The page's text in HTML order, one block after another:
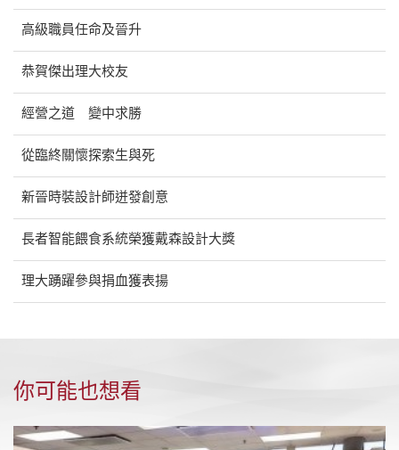
高級職員任命及晉升
恭賀傑出理大校友
經營之道 變中求勝
從臨終關懷探索生與死
新晉時裝設計師迸發創意
長者智能餵食系統榮獲戴森設計大獎
理大踴躍參與捐血獲表揚
你可能也想看